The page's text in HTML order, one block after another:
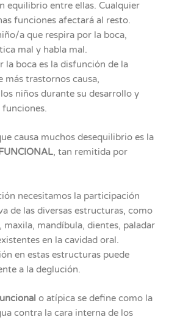
equilibrio entre ellas. Cualquier
funciones afectará al resto.
a que respira por la boca,
mal y habla mal.
la boca es la disfunción de la
más trastornos causa,
niños durante su desarrollo y
funciones.
causa muchos desequilibrio es la
, tan remitida por
necesitamos la participación
de las diversas estructuras, como
maxila, mandíbula, dientes, paladar
en la cavidad oral.
en estas estructuras puede
a la deglución.
o atípica se define como la
contra la cara interna de los